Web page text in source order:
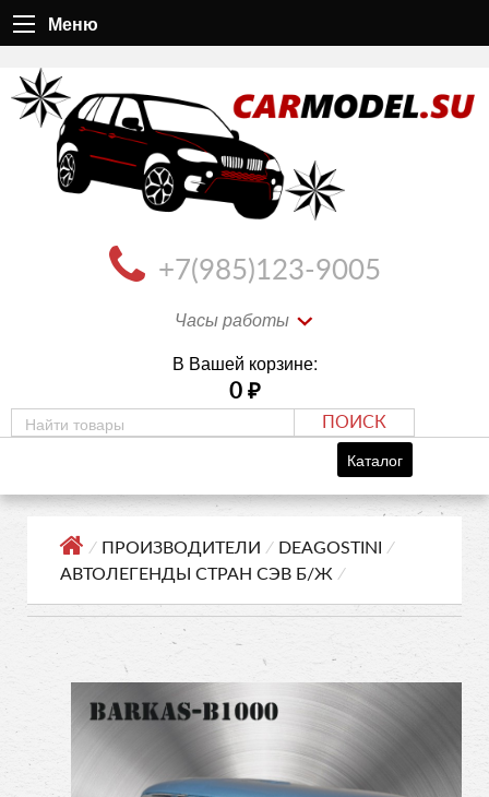
Меню
+7(985)123-9005
Часы работы
В Вашей корзине:
0 ₽
ПОИСК
Каталог
⁄ ПРОИЗВОДИТЕЛИ ⁄ DEAGOSTINI
⁄
АВТОЛЕГЕНДЫ СТРАН СЭВ Б/Ж ⁄